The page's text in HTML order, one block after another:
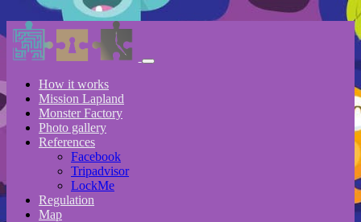
How it works
Mission Lapland
Monster Factory
Photo gallery
References
Facebook
Tripadvisor
LockMe
Regulation
Map